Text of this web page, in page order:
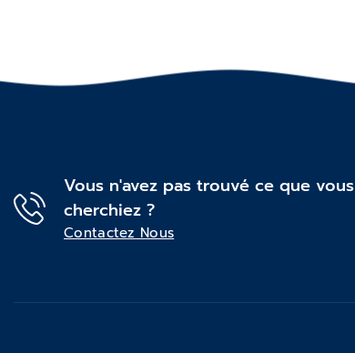
Vous n'avez pas trouvé ce que vous
cherchiez ?
Contactez Nous